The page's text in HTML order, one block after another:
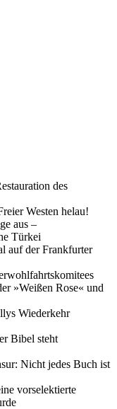
des
Westen helau!
aus –
Türkei
auf der Frankfurter
»Weißen Rose« und
Wiederkehr
Bibel steht
Nicht jedes Buch ist
vorselektierte